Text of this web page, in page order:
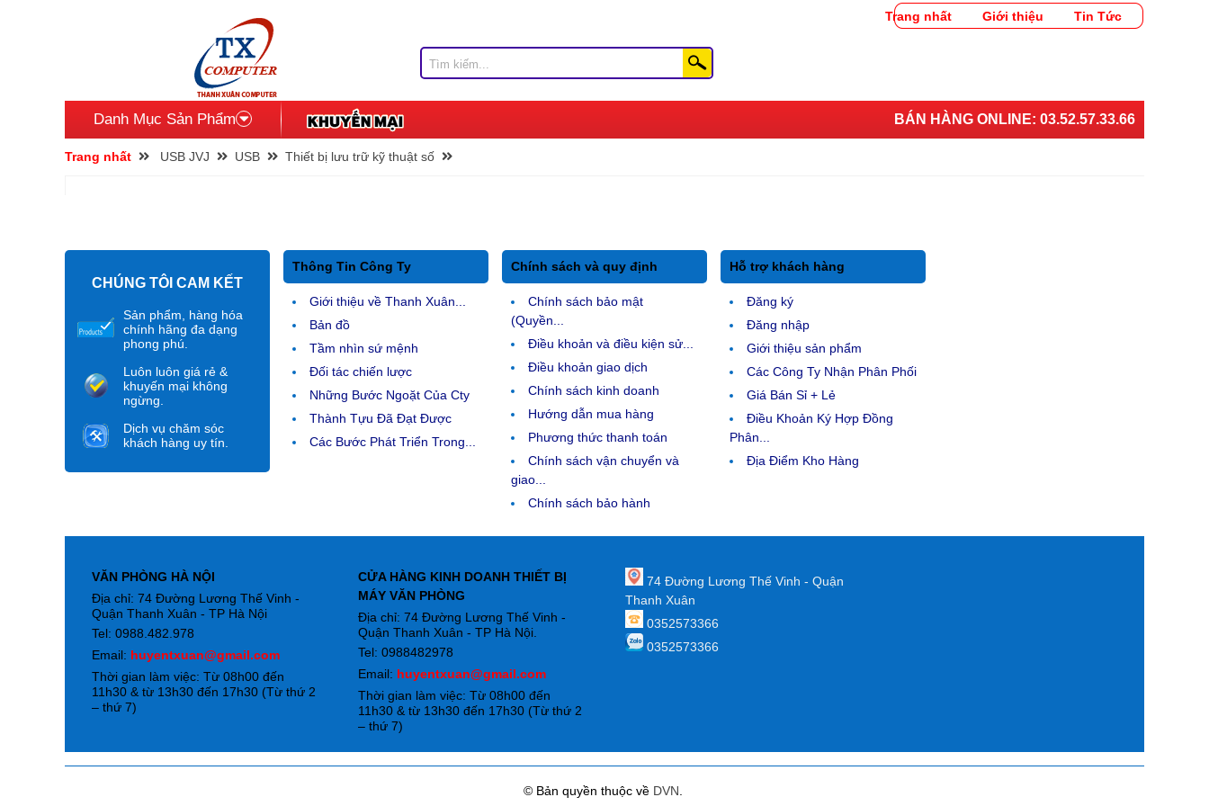
Trang nhất Giới thiệu Tin Tức
Danh Mục Sản Phẩm BÁN HÀNG ONLINE: 03.52.57.33.66
Trang nhất USB JVJ USB Thiết bị lưu trữ kỹ thuật số
CHÚNG TÔI CAM KẾT
Sản phẩm, hàng hóa
chính hãng đa dạng
phong phú.
Luôn luôn giá rẻ &
khuyến mại không
ngừng.
Dịch vụ chăm sóc
khách hàng uy tín.
Thông Tin Công Ty
Giới thiệu về Thanh Xuân...
Bản đồ
Tầm nhìn sứ mệnh
Đối tác chiến lược
Những Bước Ngoặt Của Cty
Thành Tựu Đã Đạt Được
Các Bước Phát Triển Trong...
Chính sách và quy định
Chính sách bảo mật
(Quyền...
Điều khoản và điều kiện sử...
Điều khoản giao dịch
Chính sách kinh doanh
Hướng dẫn mua hàng
Phương thức thanh toán
Chính sách vận chuyển và
giao...
Chính sách bảo hành
Hỗ trợ khách hàng
Đăng ký
Đăng nhập
Giới thiệu sản phẩm
Các Công Ty Nhận Phân Phối
Giá Bán Sỉ + Lẻ
Điều Khoản Ký Hợp Đồng
Phân...
Địa Điểm Kho Hàng
VĂN PHÒNG HÀ NỘI
Địa chỉ: 74 Đường Lương Thế Vinh -
Quận Thanh Xuân - TP Hà Nội
Tel: 0988.482.978
Email: huyentxuan@gmail.com
Thời gian làm việc: Từ 08h00 đến
11h30 & từ 13h30 đến 17h30 (Từ thứ 2
– thứ 7)
CỬA HÀNG KINH DOANH THIẾT BỊ
MÁY VĂN PHÒNG
Địa chỉ: 74 Đường Lương Thế Vinh -
Quận Thanh Xuân - TP Hà Nội.
Tel: 0988482978
Email: huyentxuan@gmail.com
Thời gian làm việc: Từ 08h00 đến
11h30 & từ 13h30 đến 17h30 (Từ thứ 2
– thứ 7)
74 Đường Lương Thế Vinh - Quận
Thanh Xuân
0352573366
0352573366
© Bản quyền thuộc về DVN